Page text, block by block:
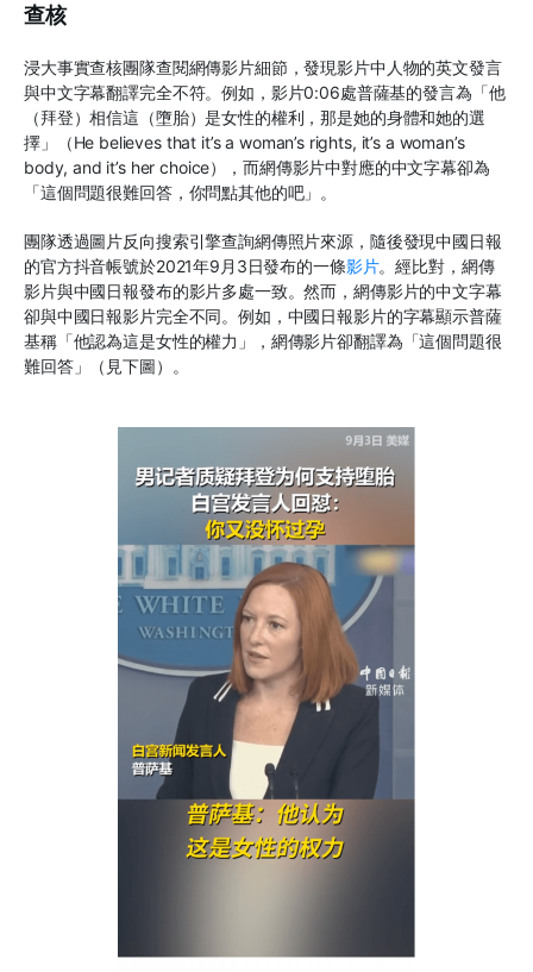
查核
浸大事實查核團隊查閱網傳影片細節，發現影片中人物的英文發言
與中文字幕翻譯完全不符。例如，影片0:06處普薩基的發言為「他
（拜登）相信這（墮胎）是女性的權利，那是她的身體和她的選
擇」（He believes that it’s a woman’s rights, it’s a woman’s
body, and it’s her choice），而網傳影片中對應的中文字幕卻為
「這個問題很難回答，你問點其他的吧」。
團隊透過圖片反向搜索引擎查詢網傳照片來源，隨後發現中國日報
的官方抖音帳號於2021年9月3日發布的一條影片。經比對，網傳
影片與中國日報發布的影片多處一致。然而，網傳影片的中文字幕
卻與中國日報影片完全不同。例如，中國日報影片的字幕顯示普薩
基稱「他認為這是女性的權力」，網傳影片卻翻譯為「這個問題很
難回答」（見下圖）。